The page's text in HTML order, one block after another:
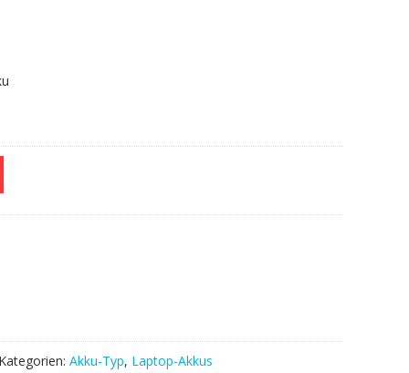
Kategorien: Akku-Typ, Laptop-Akkus